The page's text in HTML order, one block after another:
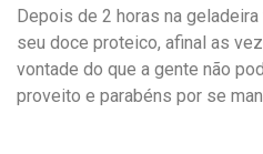
Depois de 2 horas na
seu doce proteico, afinal as
vontade do que a gente não
proveito e parabéns por se